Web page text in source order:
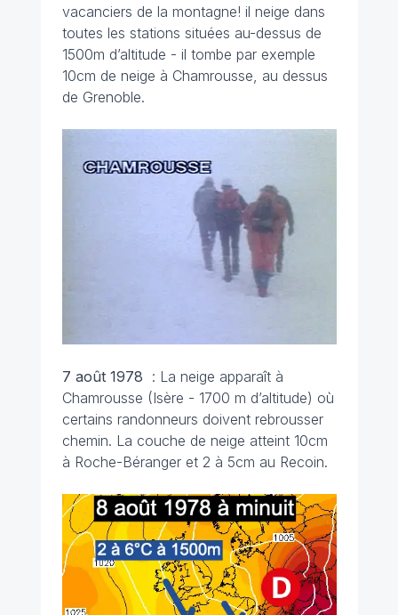
vacanciers de la montagne! il neige dans
toutes les stations situées au-dessus de
1500m d’altitude - il tombe par exemple
10cm de neige à Chamrousse, au dessus
de Grenoble.
7 août 1978 : La neige apparaît à
Chamrousse (Isère - 1700 m d’altitude) où
certains randonneurs doivent rebrousser
chemin. La couche de neige atteint 10cm
à Roche-Béranger et 2 à 5cm au Recoin.